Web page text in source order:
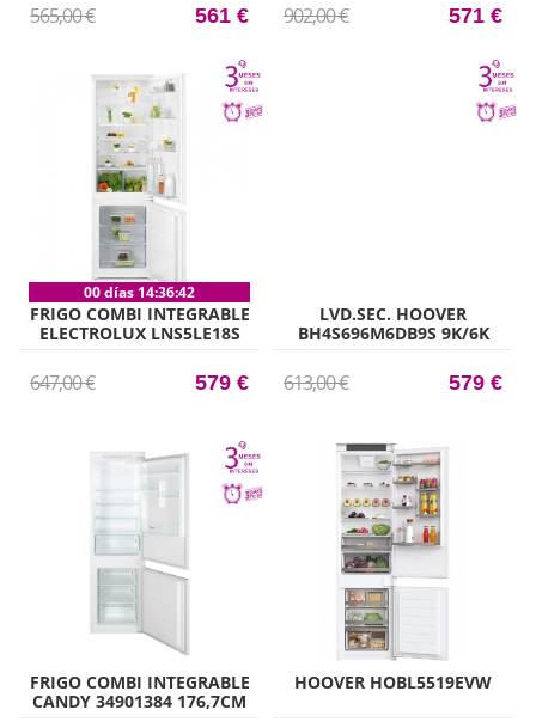
565,00 € 561 € 902,00 € 571 €
00 días 14:36:41
FRIGO COMBI INTEGRABLE
ELECTROLUX LNS5LE18S
647,00 € 579 €
LVD.SEC. HOOVER
BH4S696M6DB9S 9K/6K
613,00 € 579 €
FRIGO COMBI INTEGRABLE
CANDY 34901384 176,7CM
HOOVER HOBL5519EVW